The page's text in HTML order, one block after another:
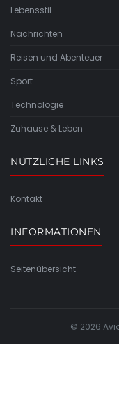
Lebensstil
Nachrichten
Reisen und Abenteuer
Sport
Technologie
Zuhause & Leben
NÜTZLICHE LINKS
Kontakt
INFORMATIONEN
Seitenübersicht
© 2026